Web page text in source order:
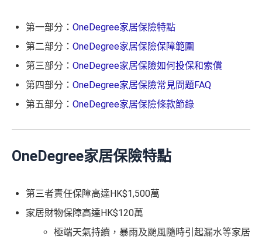
第一部分： OneDegree家居保險特點
第二部分： OneDegree家居保險保障範圍
第三部分： OneDegree家居保險如何投保和索償
第四部分： OneDegree家居保險常見問題FAQ
第五部分： OneDegree家居保險條款節錄
OneDegree家居保險特點
第三者責任保障高達HK$1,500萬
家居財物保障高達HK$120萬
極端天氣持續，暴雨及颱風隨時引起漏水等家居